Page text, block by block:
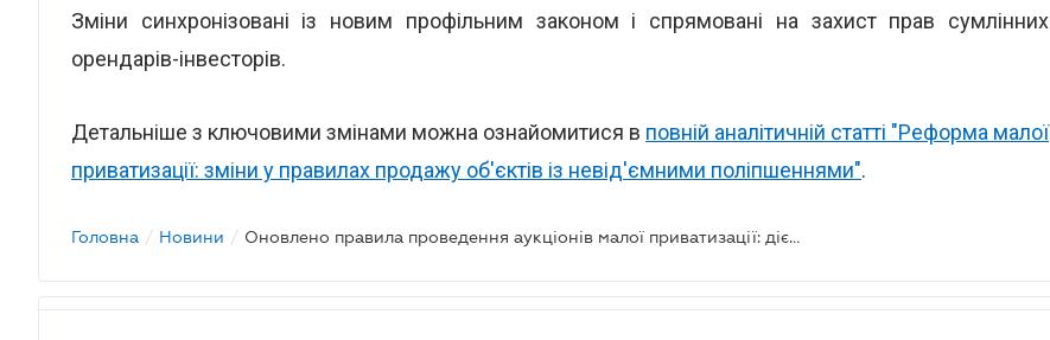
Зміни синхронізовані із новим профільним законом і спрямовані на захист прав сумлінних
орендарів-інвесторів.
Детальніше з ключовими змінами можна ознайомитися в повній аналітичній статті "Реформа малої
приватизації: зміни у правилах продажу об'єктів із невід'ємними поліпшеннями".
Головна / Новини / Оновлено правила проведення аукціонів малої приватизації: діє постанова Кабміну